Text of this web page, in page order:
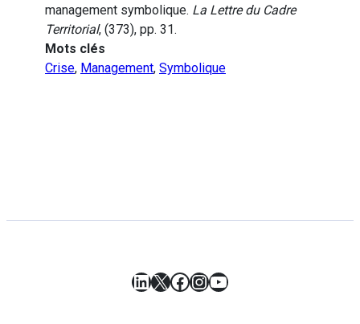
management symbolique. La Lettre du Cadre
Territorial, (373), pp. 31.
Mots clés
Crise, Management, Symbolique
LinkedIn
X Facebook
Instagram
YouTube